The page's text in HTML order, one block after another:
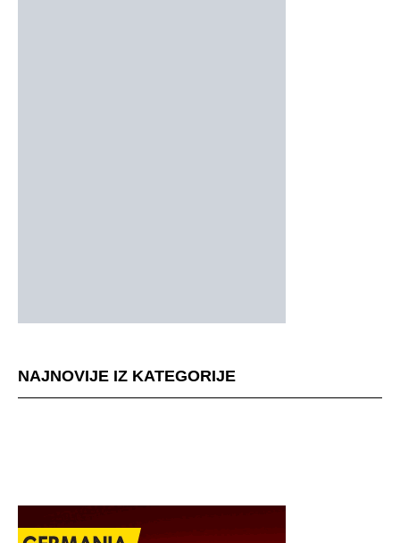
NAJNOVIJE IZ KATEGORIJE